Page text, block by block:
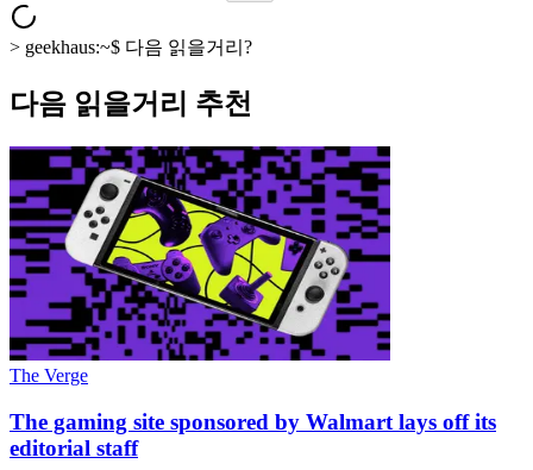
> geekhaus:~$ 다음 읽을거리?
다음 읽을거리 추천
The Verge
The gaming site sponsored by Walmart lays off its
editorial staff